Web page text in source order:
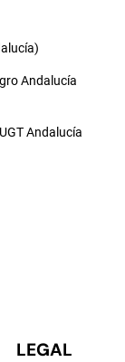
Andalucía
Andalucía
LEGAL